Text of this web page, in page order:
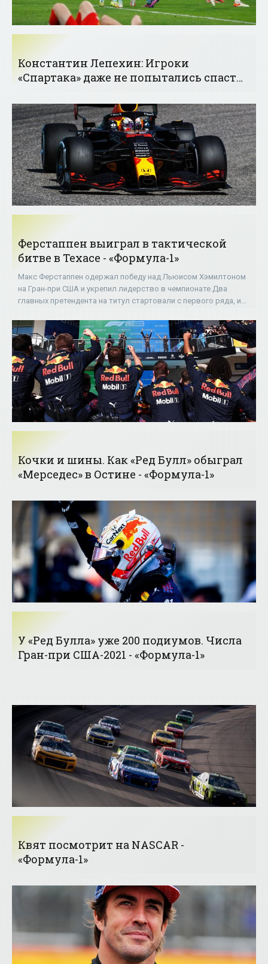
Константин Лепехин: Игроки
«Спартака» даже не попытались спасти
Ферстаппен выиграл в тактической
битве в Техасе - «Формула-1»
Макс Ферстаппен одержал победу над Льюисом Хэмилтоном
на Гран-при США и укрепил лидерство в чемпионате.Два
главных претендента на титул стартовали с первого ряда, и
Кочки и шины. Как «Ред Булл» обыграл
«Мерседес» в Остине - «Формула-1»
У «Ред Булла» уже 200 подиумов. Числа
Гран-при США-2021 - «Формула-1»
Квят посмотрит на NASCAR -
«Формула-1»